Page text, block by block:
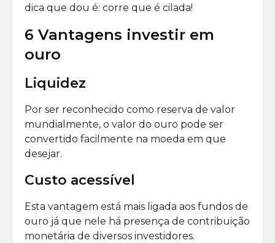
dica que dou é: corre que é cilada!
6 Vantagens investir em
ouro
Liquidez
Por ser reconhecido como reserva de valor
mundialmente, o valor do ouro pode ser
convertido facilmente na moeda em que
desejar.
Custo acessível
Esta vantagem está mais ligada aos fundos de
ouro já que nele há presença de contribuição
monetária de diversos investidores.